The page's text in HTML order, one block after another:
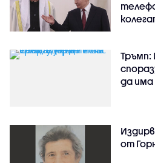
Тръмп:
да има
от